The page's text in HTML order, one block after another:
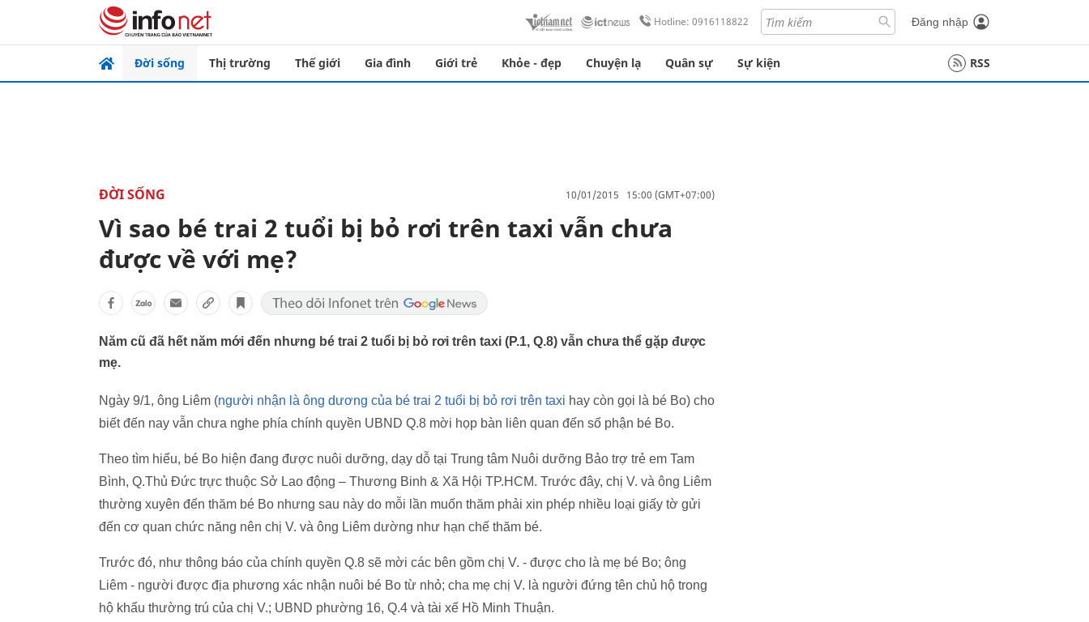
Hotline: 0916118822 Đăng nhập
Đời sống Thị trường Thế giới Gia đình Giới trẻ Khỏe - đẹp Chuyện lạ Quân sự Sự kiện RSS
ĐỜI SỐNG 10/01/2015 15:00 (GMT+07:00)
Vì sao bé trai 2 tuổi bị bỏ rơi trên taxi vẫn chưa
được về với mẹ?
Năm cũ đã hết năm mới đến nhưng bé trai 2 tuổi bị bỏ rơi trên taxi (P.1, Q.8) vẫn chưa thể gặp được
mẹ.
Ngày 9/1, ông Liêm (người nhận là ông dương của bé trai 2 tuổi bị bỏ rơi trên taxi hay còn gọi là bé Bo) cho
biết đến nay vẫn chưa nghe phía chính quyền UBND Q.8 mời họp bàn liên quan đến số phận bé Bo.
Theo tìm hiểu, bé Bo hiện đang được nuôi dưỡng, dạy dỗ tại Trung tâm Nuôi dưỡng Bảo trợ trẻ em Tam
Bình, Q.Thủ Đức trực thuộc Sở Lao động – Thương Binh & Xã Hội TP.HCM. Trước đây, chị V. và ông Liêm
thường xuyên đến thăm bé Bo nhưng sau này do mỗi lần muốn thăm phải xin phép nhiều loại giấy tờ gửi
đến cơ quan chức năng nên chị V. và ông Liêm dường như hạn chế thăm bé.
Trước đó, như thông báo của chính quyền Q.8 sẽ mời các bên gồm chị V. - được cho là mẹ bé Bo; ông
Liêm - người được địa phương xác nhận nuôi bé Bo từ nhỏ; cha mẹ chị V. là người đứng tên chủ hộ trong
hộ khẩu thường trú của chị V.; UBND phường 16, Q.4 và tài xế Hồ Minh Thuận.